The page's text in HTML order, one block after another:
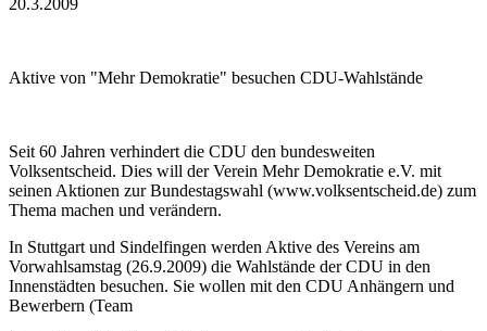
Aktive von "Mehr Demokratie" besuchen CDU-Wahlstände
Seit 60 Jahren verhindert die CDU den bundesweiten
Volksentscheid. Dies will der Verein Mehr Demokratie e.V. mit
seinen Aktionen zur Bundestagswahl (www.volksentscheid.de) zum
Thema machen und verändern.
In Stuttgart und Sindelfingen werden Aktive des Vereins am
Vorwahlsamstag (26.9.2009) die Wahlstände der CDU in den
Innenstädten besuchen. Sie wollen mit den CDU Anhängern und
Bewerbern (Team